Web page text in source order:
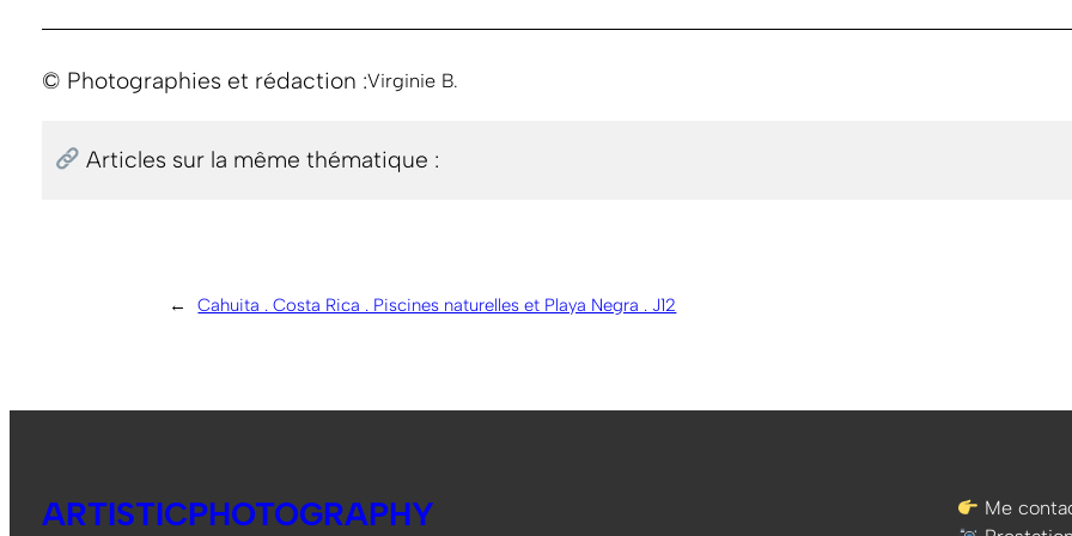
© Photographies et rédaction :Virginie B.
Articles sur la même thématique :
← Cahuita . Costa Rica . Piscines naturelles et Playa Negra . J12
ARTISTICPHOTOGRAPHY
Me